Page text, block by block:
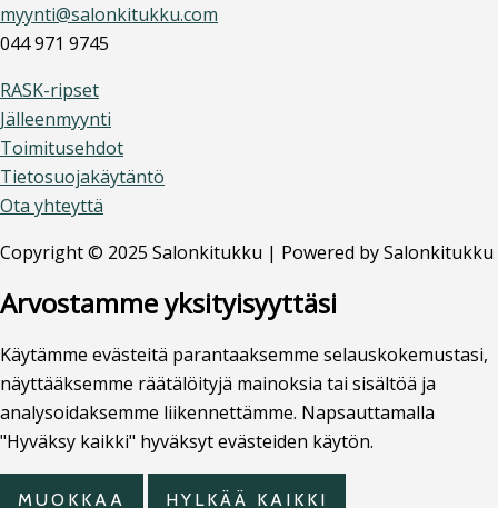
myynti@salonkitukku.com
044 971 9745
RASK-ripset
Jälleenmyynti
Toimitusehdot
Tietosuojakäytäntö
Ota yhteyttä
Copyright © 2025 Salonkitukku | Powered by Salonkitukku
Arvostamme yksityisyyttäsi
Käytämme evästeitä parantaaksemme selauskokemustasi,
näyttääksemme räätälöityjä mainoksia tai sisältöä ja
analysoidaksemme liikennettämme. Napsauttamalla
"Hyväksy kaikki" hyväksyt evästeiden käytön.
MUOKKAA HYLKÄÄ KAIKKI